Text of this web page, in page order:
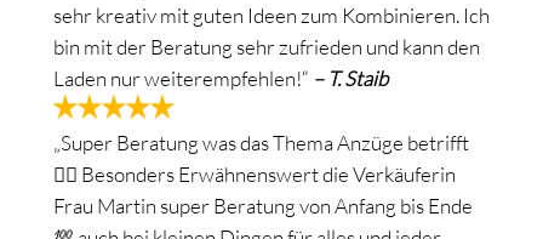
sehr kreativ mit guten Ideen zum Kombinieren. Ich
bin mit der Beratung sehr zufrieden und kann den
Laden nur weiterempfehlen!“ – T. Staib
„Super Beratung was das Thema Anzüge betrifft
🙋‍♂️ Besonders Erwähnenswert die Verkäuferin
Frau Martin super Beratung von Anfang bis Ende